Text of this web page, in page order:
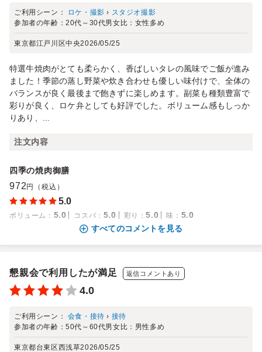
ご利用シーン： ロケ・撮影 › スタジオ撮影
参加者の年齢：20代～30代男女比： 女性多め
東京都江戸川区中央2026/05/25
特選牛焼肉がとても柔らかく、香ばしいタレの風味でご飯が進み
ました！季節の蒸し野菜や炊き合わせも優しい味付けで、全体の
バランスが良く最後まで飽きずに楽しめます。副菜も種類豊富で
彩りが良く、ロケ弁としても好評でした。ボリューム感もしっか
りあり、...
注文内容
四季の焼肉御膳
972 円（税込）
5.0
ボリューム ： 5.0 コスパ ： 5.0 彩り ：5.0 味 ： 5.0
すべてのコメントを見る
懇親会で利用したが満足 返信コメントあり
4.0
ご利用シーン： 会食・接待 › 接待
参加者の年齢：50代～60代男女比： 男性多め
東京都台東区西浅草2026/05/25